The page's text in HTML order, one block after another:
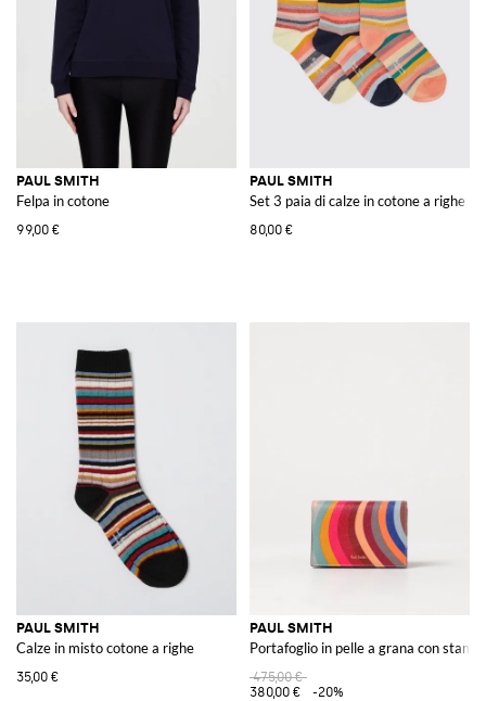
PAUL SMITH
Felpa in cotone
99,00 €
PAUL SMITH
Set 3 paia di calze in cotone a righe
80,00 €
PAUL SMITH
Calze in misto cotone a righe
35,00 €
PAUL SMITH
Portafoglio in pelle a grana con
475,00 €
380,00 €
-20%